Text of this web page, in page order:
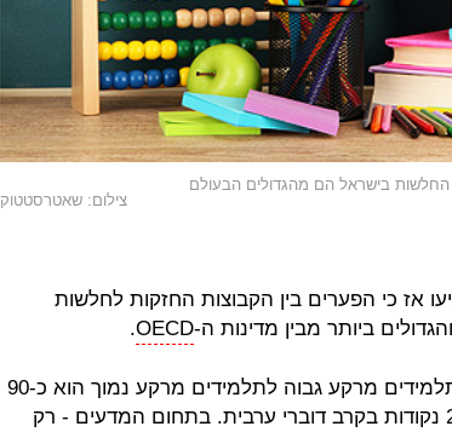
החלשות בישראל הם מהגדולים הבעולם
צילום: שאטרסטטוק
אז כי הפערים בין הקבוצות החזקות לחלשות
ביותר מבין מדינות ה-OECD
.
לפי תוצאות המבחן, הפער בין תלמידים מרקע גבוה לתלמידים מרקע נמוך הוא כ-90
נקודות בקרב דוברי עברית וכ-25 נקודות בקרב דוברי ערבית. בתחום המדעים - רק